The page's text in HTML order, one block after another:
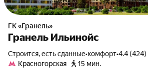
ГК «Гранель»
Гранель Ильинойс
Строится, есть сданные•комфорт•4.4 (424)
Красногорская
15 мин.